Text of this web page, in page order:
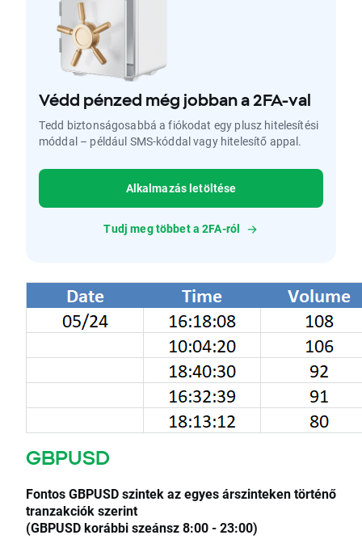
Védd pénzed még jobban a 2FA-val
Tedd biztonságosabbá a fiókodat egy plusz hitelesítési
móddal – például SMS-kóddal vagy hitelesítő appal.
Alkalmazás letöltése
Tudj meg többet a 2FA-ról
GBPUSD
Fontos GBPUSD szintek az egyes árszinteken történő
tranzakciók szerint
(GBPUSD korábbi szeánsz 8:00 - 23:00)